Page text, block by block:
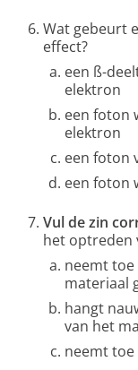
Wat gebeurt
effect?
een ß-
elektron
een foton
elektron
een foton
een foton
Vul de zin
het optreden
neemt
materiaal
hangt
van het
neemt